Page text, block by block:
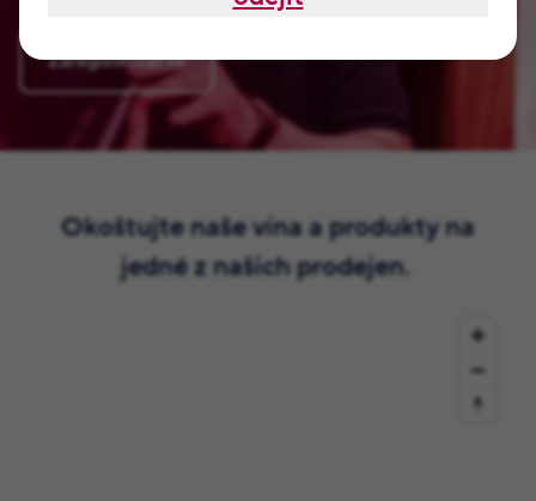
Zaregistrovat se
Okoštujte naše vína a produkty na
jedné z našich prodejen.